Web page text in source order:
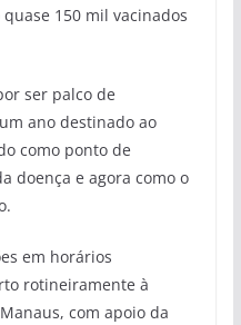
150 mil vacinados
ser palco de
ano destinado ao
como ponto de
doença e agora como o
em horários
rotineiramente à
com apoio da